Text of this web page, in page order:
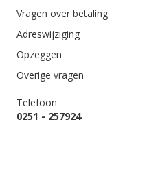
Vragen over betaling
Adreswijziging
Opzeggen
Overige vragen
Telefoon:
0251 - 257924